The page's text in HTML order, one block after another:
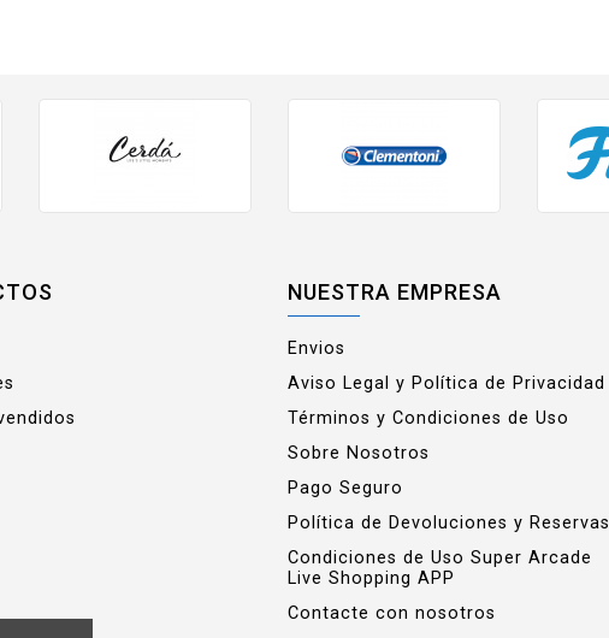
NUESTRA EMPRESA
Envios
Aviso Legal y Política de Privacidad
Términos y Condiciones de Uso
Sobre Nosotros
Pago Seguro
Política de Devoluciones y Reservas
Condiciones de Uso Super Arcade
Live Shopping APP
Contacte con nosotros